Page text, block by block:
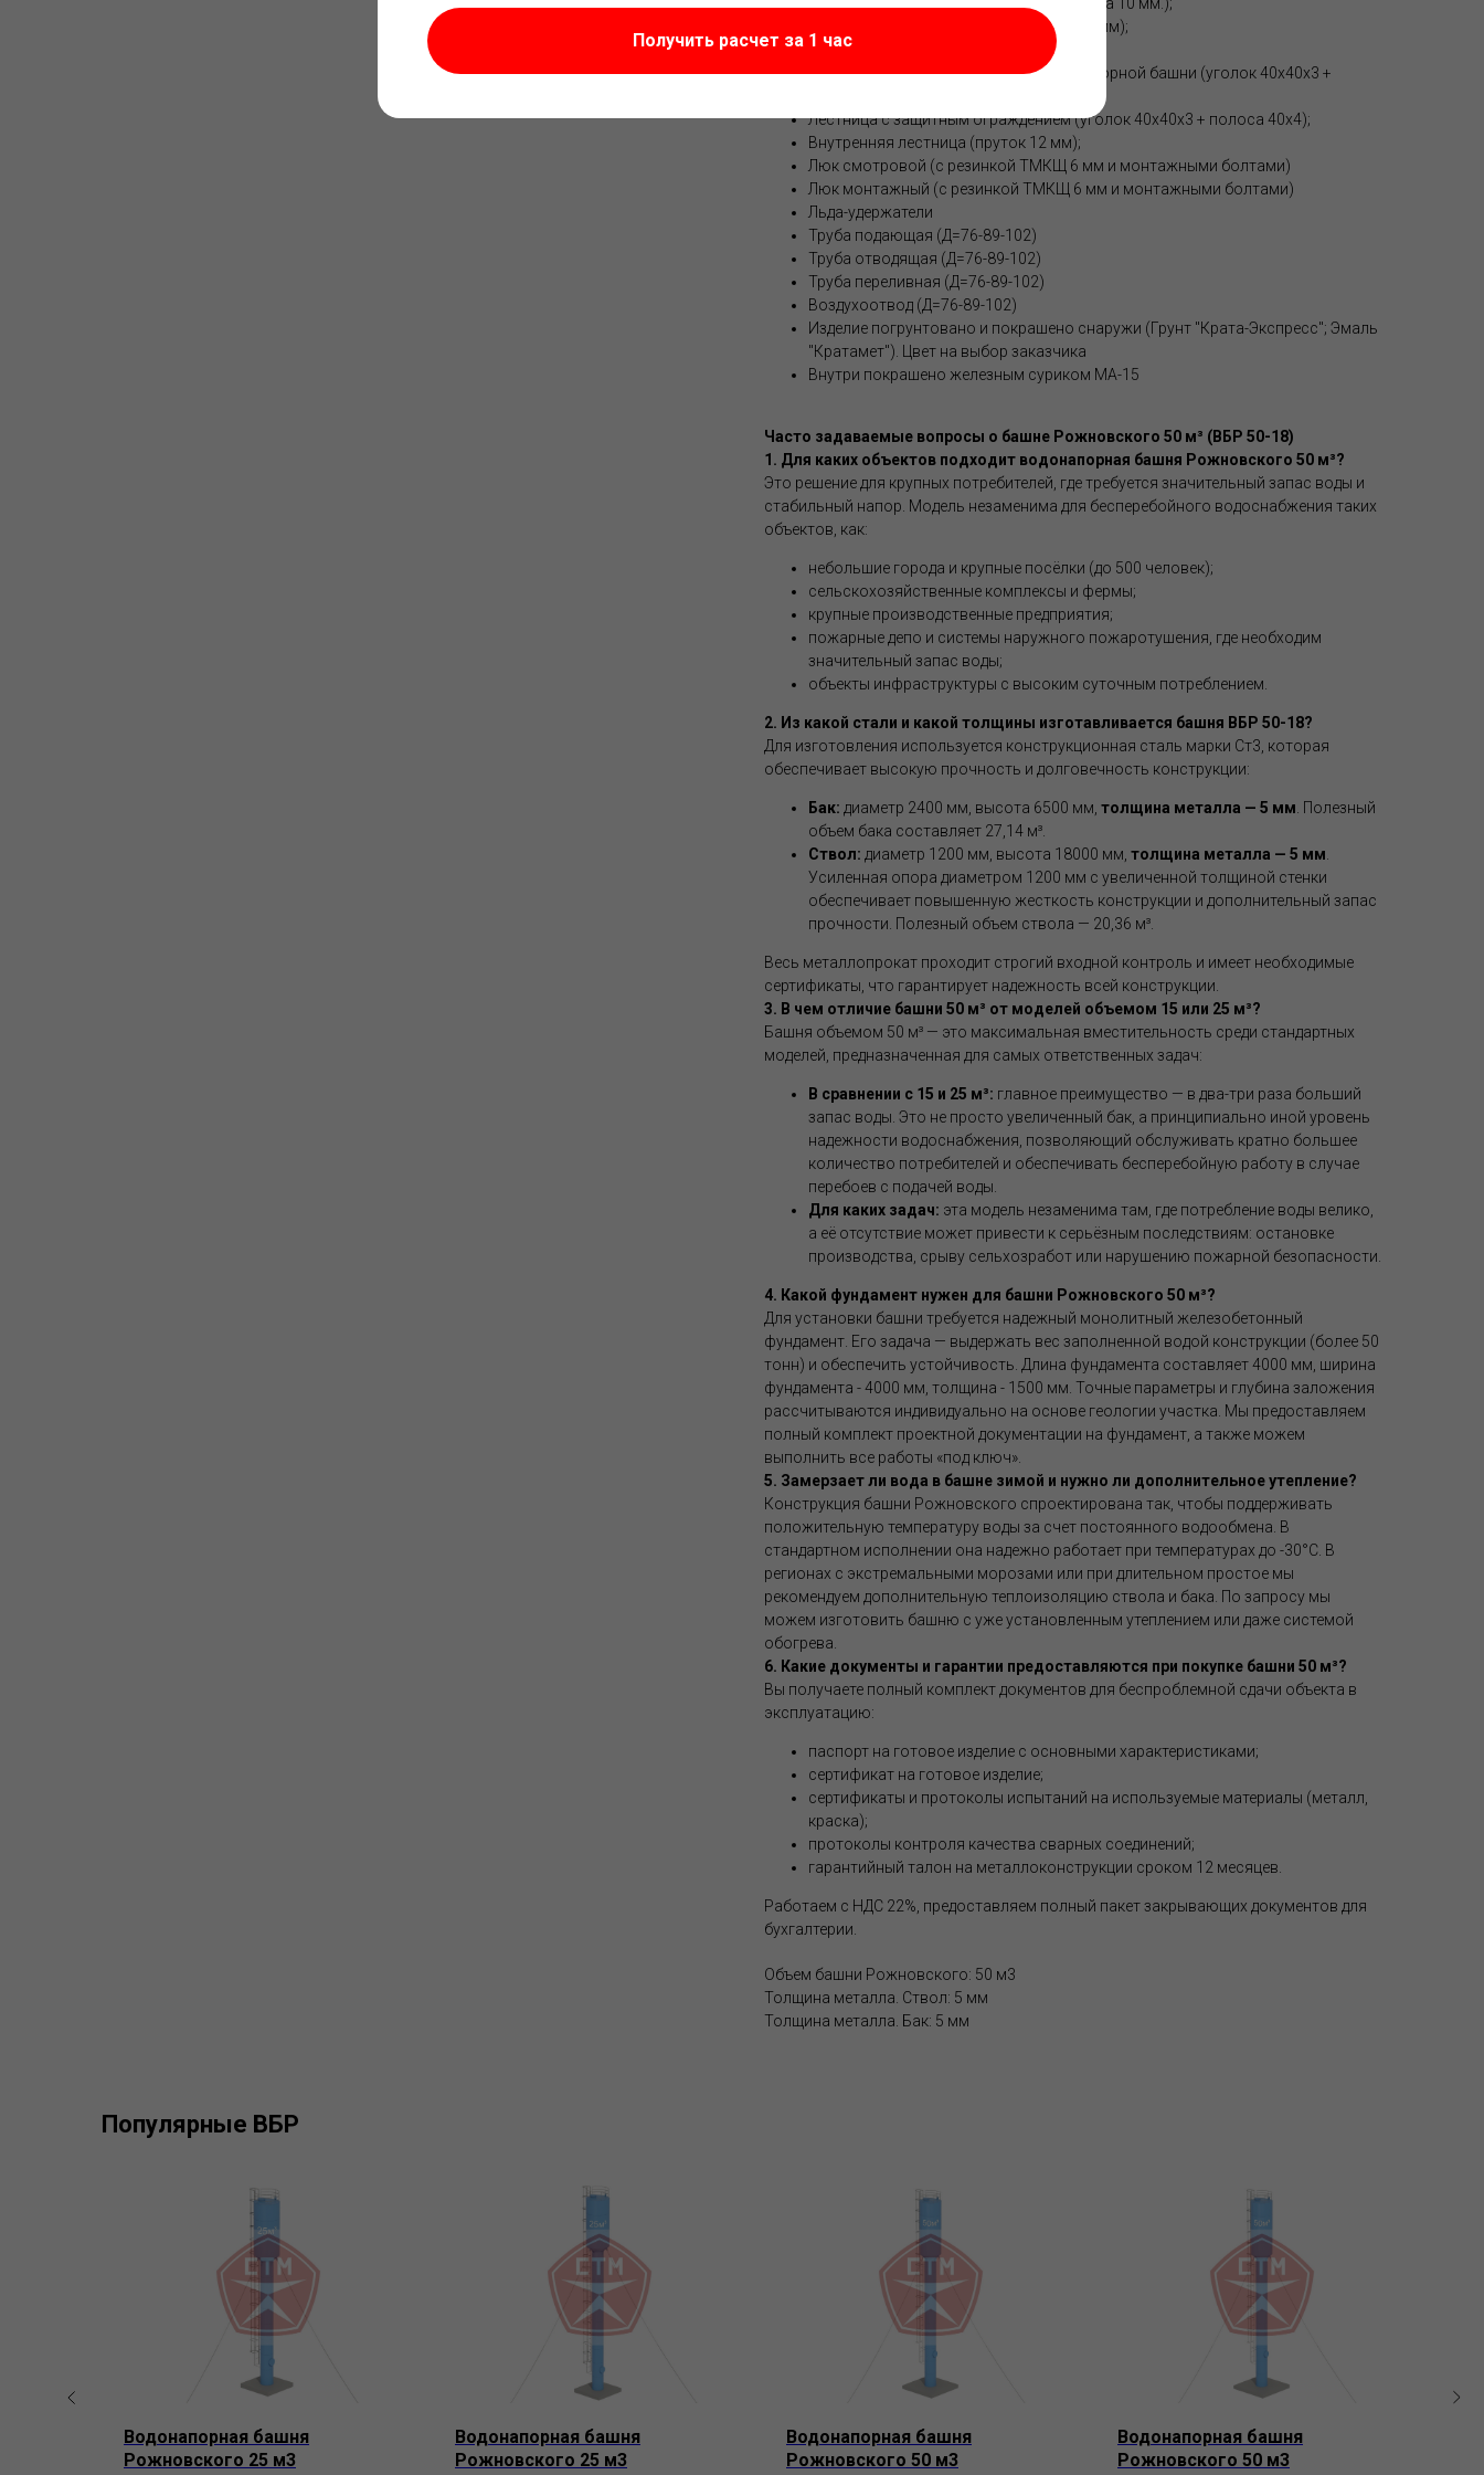
Получить расчет за 1 час
Скобы для подъема башни (2 шт. толщина 10 мм.);
Растяжки в кол-ве 4-х шт. (Толщина 9,6 мм);
Талрепы (4 шт.);
Ограждение для верхней части водонапорной башни (уголок 40х40х3 +
Лестница с защитным ограждением (уголок 40х40х3 + полоса 40х4);
Внутренняя лестница (пруток 12 мм);
Люк смотровой (с резинкой ТМКЩ 6 мм и монтажными болтами)
Люк монтажный (с резинкой ТМКЩ 6 мм и монтажными болтами)
Льда-удержатели
Труба подающая (Д=76-89-102)
Труба отводящая (Д=76-89-102)
Труба переливная (Д=76-89-102)
Воздухоотвод (Д=76-89-102)
Изделие погрунтовано и покрашено снаружи (Грунт "Крата-Экспресс"; Эмаль
"Кратамет"). Цвет на выбор заказчика
Внутри покрашено железным суриком МА-15
Часто задаваемые вопросы о башне Рожновского 50 м³ (ВБР 50-18)
1. Для каких объектов подходит водонапорная башня Рожновского 50 м³?
Это решение для крупных потребителей, где требуется значительный запас воды и
стабильный напор. Модель незаменима для бесперебойного водоснабжения таких
объектов, как:
небольшие города и крупные посёлки (до 500 человек);
сельскохозяйственные комплексы и фермы;
крупные производственные предприятия;
пожарные депо и системы наружного пожаротушения, где необходим
значительный запас воды;
объекты инфраструктуры с высоким суточным потреблением.
2. Из какой стали и какой толщины изготавливается башня ВБР 50-18?
Для изготовления используется конструкционная сталь марки Ст3, которая
обеспечивает высокую прочность и долговечность конструкции:
Бак: диаметр 2400 мм, высота 6500 мм, толщина металла — 5 мм. Полезный
объем бака составляет 27,14 м³.
Ствол: диаметр 1200 мм, высота 18000 мм, толщина металла — 5 мм.
Усиленная опора диаметром 1200 мм с увеличенной толщиной стенки
обеспечивает повышенную жесткость конструкции и дополнительный запас
прочности. Полезный объем ствола — 20,36 м³.
Весь металлопрокат проходит строгий входной контроль и имеет необходимые
сертификаты, что гарантирует надежность всей конструкции.
3. В чем отличие башни 50 м³ от моделей объемом 15 или 25 м³?
Башня объемом 50 м³ — это максимальная вместительность среди стандартных
моделей, предназначенная для самых ответственных задач:
В сравнении с 15 и 25 м³: главное преимущество — в два-три раза больший
запас воды. Это не просто увеличенный бак, а принципиально иной уровень
надежности водоснабжения, позволяющий обслуживать кратно большее
количество потребителей и обеспечивать бесперебойную работу в случае
перебоев с подачей воды.
Для каких задач: эта модель незаменима там, где потребление воды велико,
а её отсутствие может привести к серьёзным последствиям: остановке
производства, срыву сельхозработ или нарушению пожарной безопасности.
4. Какой фундамент нужен для башни Рожновского 50 м³?
Для установки башни требуется надежный монолитный железобетонный
фундамент. Его задача — выдержать вес заполненной водой конструкции (более 50
тонн) и обеспечить устойчивость. Длина фундамента составляет 4000 мм, ширина
фундамента - 4000 мм, толщина - 1500 мм. Точные параметры и глубина заложения
рассчитываются индивидуально на основе геологии участка. Мы предоставляем
полный комплект проектной документации на фундамент, а также можем
выполнить все работы «под ключ».
5. Замерзает ли вода в башне зимой и нужно ли дополнительное утепление?
Конструкция башни Рожновского спроектирована так, чтобы поддерживать
положительную температуру воды за счет постоянного водообмена. В
стандартном исполнении она надежно работает при температурах до -30°C. В
регионах с экстремальными морозами или при длительном простое мы
рекомендуем дополнительную теплоизоляцию ствола и бака. По запросу мы
можем изготовить башню с уже установленным утеплением или даже системой
обогрева.
6. Какие документы и гарантии предоставляются при покупке башни 50 м³?
Вы получаете полный комплект документов для беспроблемной сдачи объекта в
эксплуатацию:
паспорт на готовое изделие с основными характеристиками;
сертификат на готовое изделие;
сертификаты и протоколы испытаний на используемые материалы (металл,
краска);
протоколы контроля качества сварных соединений;
гарантийный талон на металлоконструкции сроком 12 месяцев.
Работаем с НДС 22%, предоставляем полный пакет закрывающих документов для
бухгалтерии.
Объем башни Рожновского: 50 м3
Толщина металла. Ствол: 5 мм
Толщина металла. Бак: 5 мм
Популярные ВБР
Водонапорная башня
Рожновского 25 м3
Водонапорная башня
Рожновского 25 м3
Водонапорная башня
Рожновского 50 м3
Водонапорная башня
Рожновского 50 м3